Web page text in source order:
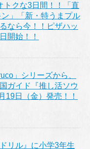
トクな3日間！！「直
」「新・特うまプル
なら今！！ピザハッ
開始！！
」シリーズから、
ガイド『推し活ソウ
19日（金）発売！！
リル』に小学3年生